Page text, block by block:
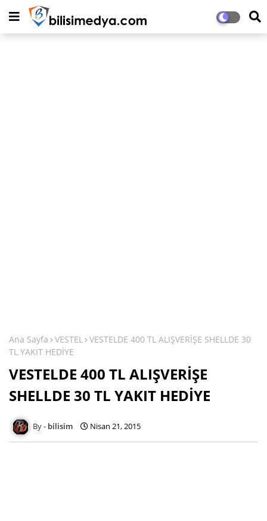
Ana Sayfa VESTEL VESTELDE 400 TL ALIŞVERİŞE SHELLDE 30
TL YAKIT HEDİYE
VESTELDE 400 TL ALIŞVERİŞE
SHELLDE 30 TL YAKIT HEDİYE
bilisim Nisan 21, 2015